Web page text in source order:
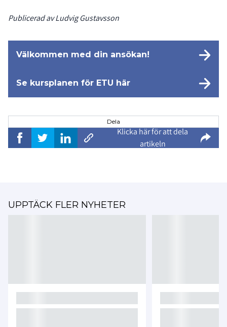
Publicerad av Ludvig Gustavsson
Välkommen med din ansökan!
Se kursplanen för ETU här
Dela
Klicka här för att dela
artikeln
UPPTÄCK FLER NYHETER